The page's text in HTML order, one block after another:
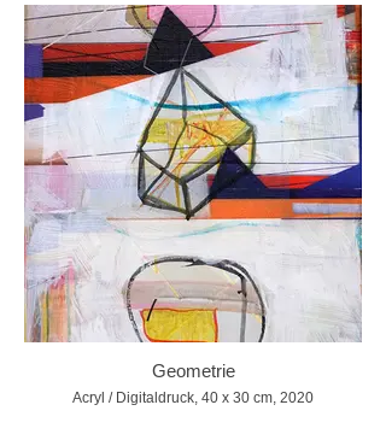
Geometrie
Acryl / Digitaldruck, 40 x 30 cm, 2020